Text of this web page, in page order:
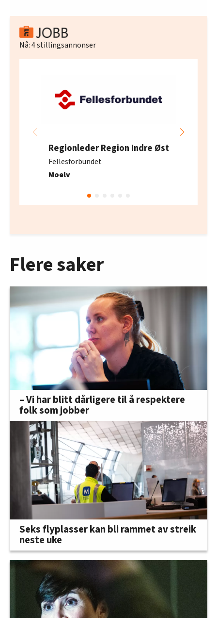
Nå:4stillingsannonser
Regionleder Region Indre Øst
Fellesforbundet
Moelv
Flere saker
– Vi har blitt dårligere til å respektere
folk som jobber
Seks flyplasser kan bli rammet av streik
neste uke